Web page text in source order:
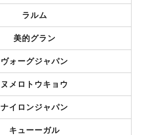
ラルム
美的グラン
ヴォーグジャパン
ヌメロトウキョウ
ナイロンジャパン
キューーガル